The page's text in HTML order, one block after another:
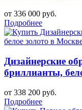
от 336 000 руб.
Подробнее
Дизайнерские
бриллианты,
от 338 200 руб.
Подробнее